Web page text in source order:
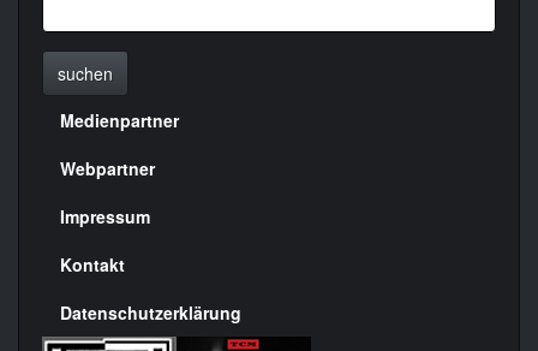
suchen
Menülinks
rechte
Seite
Medienpartner
Webpartner
Impressum
Kontakt
Datenschutzerklärung